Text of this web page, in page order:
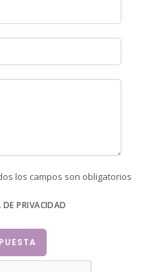
los campos son obligatorios
PRIVACIDAD